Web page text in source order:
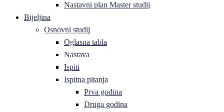
Nastavni plan Master studij
Bijeljina
Osnovni studij
Oglasna tabla
Nastava
Ispiti
Ispitna pitanja
Prva godina
Druga godina